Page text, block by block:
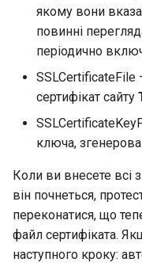
якому вони
повинні
періодично
SSLCertificateFile
сертифікат сайту
ключа,
Коли ви внесете всі
він почнеться,
переконатися, що
файл сертифіката.
наступного кроку: